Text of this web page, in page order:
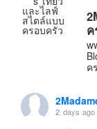
ฟิลิปปินส์
ออสเตรเลีย
ร้านอร่อย
ค
ค
2 days ago